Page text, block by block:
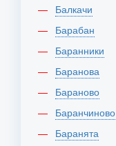
Балкачи
Барабан
Баранники
Баранова
Бараново
Баранчиново
Баранята